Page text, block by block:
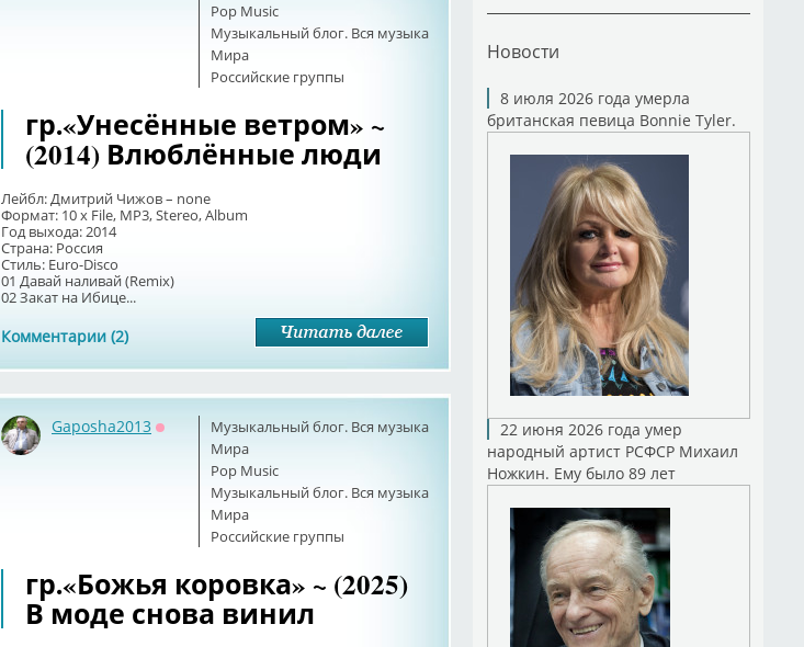
Pop Music
Музыкальный блог. Вся музыка
Мира
Российские группы
гр.«Унесённые ветром» ~
(2014) Влюблённые люди
Лейбл: Дмитрий Чижов – none
Формат: 10 x File, МР3, Stereo, Album
Год выхода: 2014
Страна: Россия
Стиль: Euro-Disco
01 Давай наливай (Remix)
02 Закат на Ибице...
Комментарии (2)
Музыкальный блог. Вся музыка
Мира
Pop Music
Музыкальный блог. Вся музыка
Мира
Российские группы
Gaposha2013
Оффлайн
гр.«Божья коровка» ~ (2025)
В моде снова винил
Новости
8 июля 2026 года умерла
британская певица Bonnie Tyler.
22 июня 2026 года умер
народный артист РСФСР Михаил
Ножкин. Ему было 89 лет